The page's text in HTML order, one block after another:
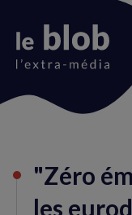
du
"Zéro
les